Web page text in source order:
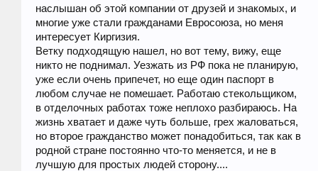
наслышан об этой компании от друзей и знакомых, и
многие уже стали гражданами Евросоюза, но меня
интересует Киргизия.
Ветку подходящую нашел, но вот тему, вижу, еще
никто не поднимал. Уезжать из РФ пока не планирую,
уже если очень припечет, но еще один паспорт в
любом случае не помешает. Работаю стекольщиком,
в отделочных работах тоже неплохо разбираюсь. На
жизнь хватает и даже чуть больше, грех жаловаться,
но второе гражданство может понадобиться, так как в
родной стране постоянно что-то меняется, и не в
лучшую для простых людей сторону....